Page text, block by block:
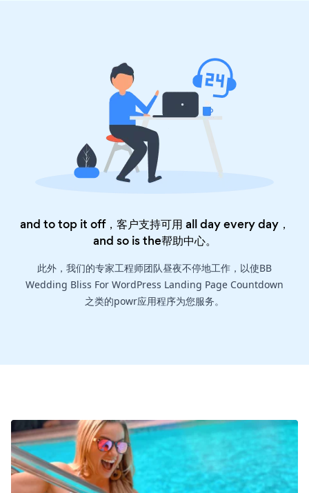
and to top it off，客户支持可用 all day every day，
and so is the帮助中心。
此外，我们的专家工程师团队昼夜不停地工作，以使BB
Wedding Bliss For WordPress Landing Page Countdown
之类的powr应用程序为您服务。